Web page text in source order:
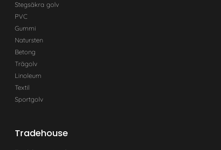
Stegsäkra golv
PVC
Gummi
Natursten
Betong
Trägolv
Linoleum
Textil
Sportgolv
Tradehouse